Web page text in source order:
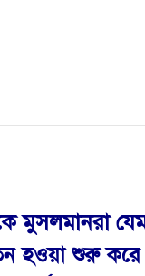
মুসলমানরা
হওয়া শুরু